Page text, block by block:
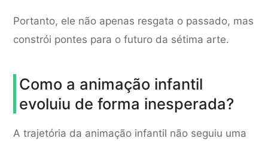
Portanto, ele não apenas resgata o passado, mas
constrói pontes para o futuro da sétima arte.
Como a animação infantil
evoluiu de forma inesperada?
A trajetória da animação infantil não seguiu uma